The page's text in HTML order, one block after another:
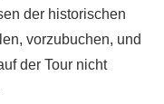
der historischen
vorzubuchen, und
der Tour nicht